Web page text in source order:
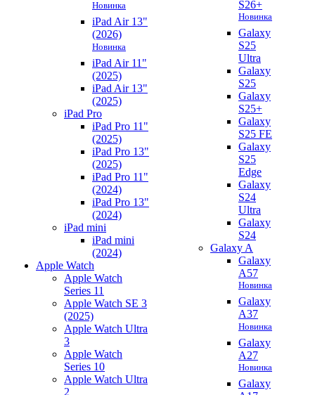
Новинка
iPad Air 13"
(2026)
Новинка
iPad Air 11"
(2025)
iPad Air 13"
(2025)
iPad Pro
iPad Pro 11"
(2025)
iPad Pro 13"
(2025)
iPad Pro 11"
(2024)
iPad Pro 13"
(2024)
iPad mini
iPad mini
(2024)
Apple Watch
Apple Watch
Series 11
Apple Watch SE 3
(2025)
Apple Watch Ultra
3
Apple Watch
Series 10
Apple Watch Ultra
2
S26+
Новинка
Galaxy
S25
Ultra
Galaxy
S25
Galaxy
S25+
Galaxy
S25 FE
Galaxy
S25
Edge
Galaxy
S24
Ultra
Galaxy
S24
Galaxy A
Galaxy
A57
Новинка
Galaxy
A37
Новинка
Galaxy
A27
Новинка
Galaxy